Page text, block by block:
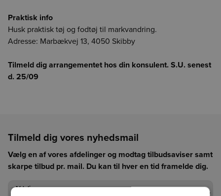
Praktisk info
Husk praktisk tøj og fodtøj til markvandring.
Adresse: Marbækvej 13, 4050 Skibby
Tilmeld dig arrangementet hos din konsulent. S.U. senest
d. 25/09
Tilmeld dig vores nyhedsmail
Vælg en af vores afdelinger og modtag tilbudsaviser samt
skarpe tilbud pr. mail. Du kan til hver en tid framelde dig.
Afdeling
Afdeling